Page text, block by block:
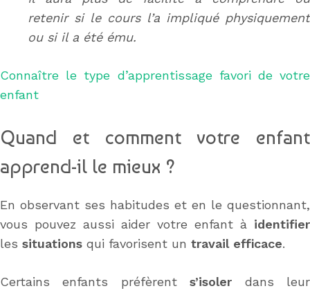
retenir si le cours l’a impliqué physiquement
ou si il a été ému.
Connaître le type d’apprentissage favori de votre
enfant
Quand et comment votre enfant
apprend-il le mieux ?
En observant ses habitudes et en le questionnant,
vous pouvez aussi aider votre enfant à identifier
les situations qui favorisent un travail efficace.
Certains enfants préfèrents’isoler dans leur